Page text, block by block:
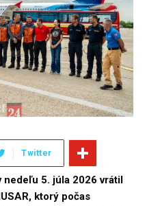
Twitter
nedeľu 5. júla 2026 vrátil
ktorý počas